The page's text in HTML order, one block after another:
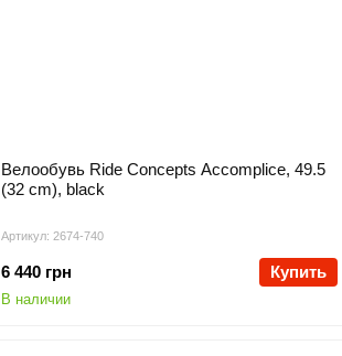
Артикул: 2674-740
Велообувь Ride Concepts Accomplice, 49.5
(32 cm), black
6 440 грн Купить
В наличии